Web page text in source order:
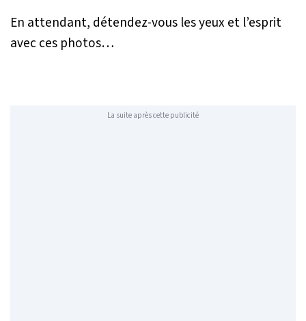
En attendant, détendez-vous les yeux et l’esprit
avec ces photos…
La suite après cette publicité